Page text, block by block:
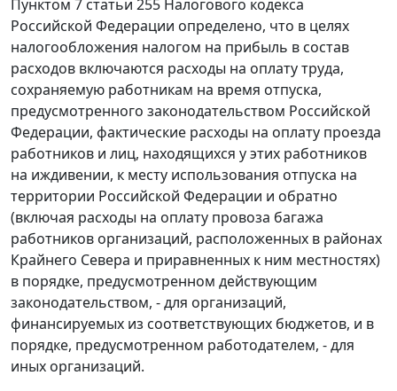
Пунктом 7 статьи 255 Налогового кодекса
Российской Федерации определено, что в целях
налогообложения налогом на прибыль в состав
расходов включаются расходы на оплату труда,
сохраняемую работникам на время отпуска,
предусмотренного законодательством Российской
Федерации, фактические расходы на оплату проезда
работников и лиц, находящихся у этих работников
на иждивении, к месту использования отпуска на
территории Российской Федерации и обратно
(включая расходы на оплату провоза багажа
работников организаций, расположенных в районах
Крайнего Севера и приравненных к ним местностях)
в порядке, предусмотренном действующим
законодательством, - для организаций,
финансируемых из соответствующих бюджетов, и в
порядке, предусмотренном работодателем, - для
иных организаций.